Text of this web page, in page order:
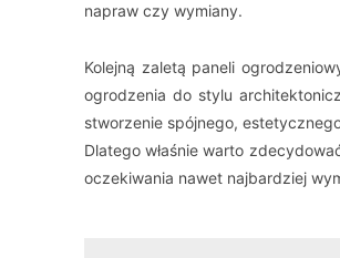
napraw czy wymiany.
Kolejną zaletą paneli
ogrodzenia do stylu
stworzenie spójnego,
Dlatego właśnie warto
oczekiwania nawet najbardziej